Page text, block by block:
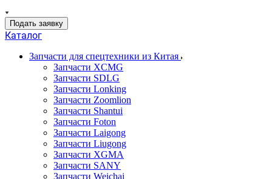
Подать заявку
Каталог
Запчасти для спецтехники из Китая
Запчасти XCMG
Запчасти SDLG
Запчасти Lonking
Запчасти Zoomlion
Запчасти Shantui
Запчасти Foton
Запчасти Laigong
Запчасти Liugong
Запчасти XGMA
Запчасти SANY
Запчасти Weichai